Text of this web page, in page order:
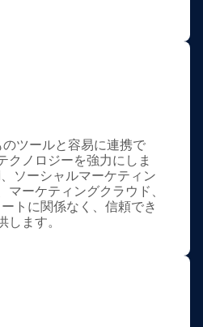
ツールと容易に連携で
クノロジーを強力にしま
ソーシャルマーケティン
ーケティングクラウド、
トに関係なく、信頼でき
ます。